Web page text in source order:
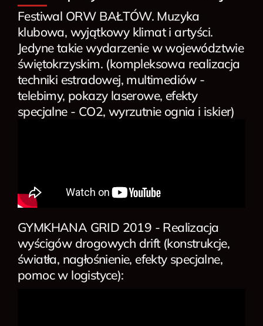
Festiwal ORW BAŁTÓW. Muzyka
klubowa, wyjątkowy klimat i artyści.
Jedyne takie wydarzenie w województwie
świętokrzyskim. (kompleksowa realizacja
techniki estradowej, multimediów -
telebimy, pokazy laserowe, efekty
specjalne - CO2, wyrzutnie ognia i iskier)
GYMKHANA GRID 2019 - Realizacja
wyścigów drogowych drift (konstrukcje,
światła, nagłośnienie, efekty specjalne,
pomoc w logistyce):